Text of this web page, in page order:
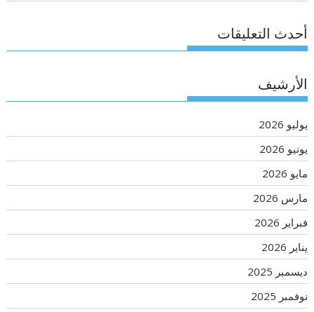
أحدث التعليقات
الأرشيف
يوليو 2026
يونيو 2026
مايو 2026
مارس 2026
فبراير 2026
يناير 2026
ديسمبر 2025
نوفمبر 2025